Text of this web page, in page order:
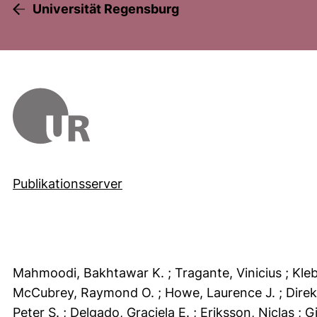
Universität Regensburg
Publikationsserver
Mahmoodi, Bakhtawar K. ; Tragante, Vinicius ;
McCubrey, Raymond O. ; Howe, Laurence J. ;
Peter S. ; Delgado, Graciela E. ; Eriksson, Niclas ;